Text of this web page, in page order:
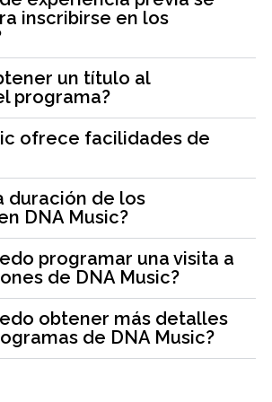
inscribirse en los
un título al
programa?
ofrece facilidades de
duración de los
DNA Music?
programar una visita a
de DNA Music?
obtener más detalles
de DNA Music?